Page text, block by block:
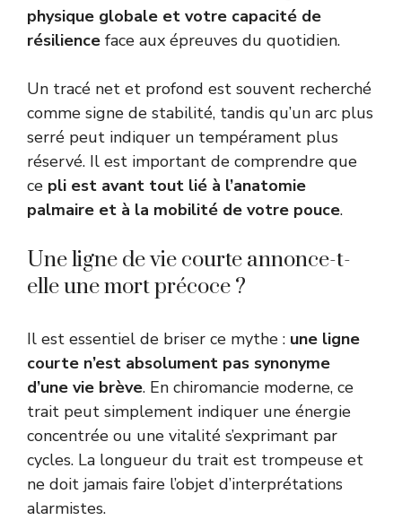
physique globale et votre capacité de
résilience face aux épreuves du quotidien.
Un tracé net et profond est souvent recherché
comme signe de stabilité, tandis qu’un arc plus
serré peut indiquer un tempérament plus
réservé. Il est important de comprendre que
ce pli est avant tout lié à l’anatomie
palmaire et à la mobilité de votre pouce.
Une ligne de vie courte annonce-t-
elle une mort précoce ?
Il est essentiel de briser ce mythe : une ligne
courte n’est absolument pas synonyme
d’une vie brève. En chiromancie moderne, ce
trait peut simplement indiquer une énergie
concentrée ou une vitalité s’exprimant par
cycles. La longueur du trait est trompeuse et
ne doit jamais faire l’objet d’interprétations
alarmistes.